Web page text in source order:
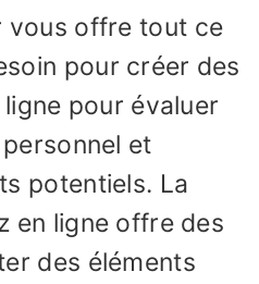
vous offre tout ce
pour créer des
pour évaluer
et
potentiels. La
en ligne offre des
des éléments